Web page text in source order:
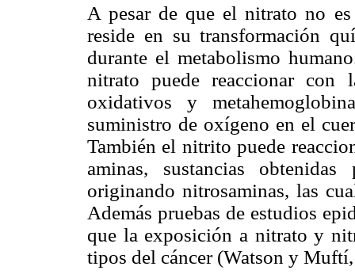
A pesar de que el nitrato no
reside en su transformación
durante el metabolismo
nitrato puede reaccionar con
oxidativos y
suministro de oxígeno en el
También el nitrito puede
aminas, sustancias
originando nitrosaminas, las
Además pruebas de estudios
que la exposición a nitrato y
tipos del cáncer (Watson y